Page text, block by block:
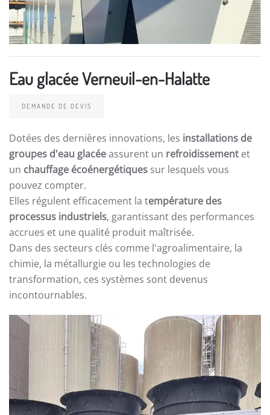
Eau glacée Verneuil-en-Halatte
DEMANDE DE DEVIS
Dotées des dernières innovations, les installations de
groupes d'eau glacéeassurent un refroidissement et
un chauffage écoénergétiques sur lesquels vous
pouvez compter.
Elles régulent efficacement la température des
processus industriels, garantissant des performances
accrues et une qualité produit maîtrisée.
Dans des secteurs clés comme l'agroalimentaire, la
chimie, la métallurgie ou les technologies de
transformation, ces systèmes sont devenus
incontournables.